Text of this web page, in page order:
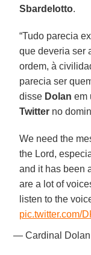
Sbardelotto.
“Tudo parecia
que deveria ser
ordem, à
parecia ser
disse Dolan em
Twitter no
We need the
the Lord,
and it has been
are a lot of
listen to the
pic.twitter.com/
— Cardinal